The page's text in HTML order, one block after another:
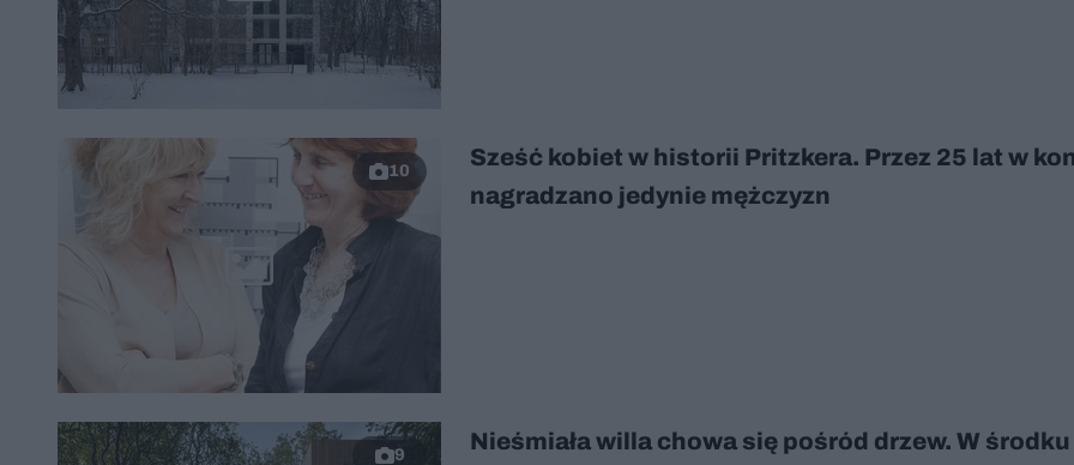
10
Sześć kobiet w historii Pritzkera. Przez 25 lat w
nagradzano jedynie mężczyzn
9
Nieśmiała willa chowa się pośród drzew. W środku